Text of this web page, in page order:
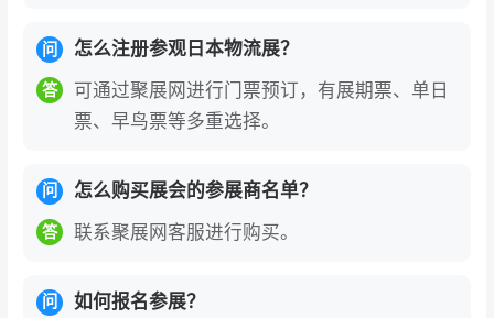
问 怎么注册参观日本物流展？
答
可通过聚展网进行门票预订，有展期票、单日
票、早鸟票等多重选择。
问 怎么购买展会的参展商名单？
答 联系聚展网客服进行购买。
问 如何报名参展？